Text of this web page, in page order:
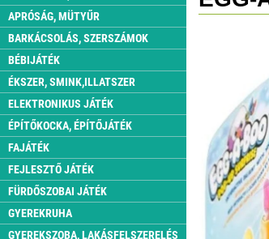
APRÓSÁG, MÜTYŰR
BARKÁCSOLÁS, SZERSZÁMOK
BÉBIJÁTÉK
ÉKSZER, SMINK,ILLATSZER
ELEKTRONIKUS JÁTÉK
ÉPÍTŐKOCKA, ÉPÍTŐJÁTÉK
FAJÁTÉK
FEJLESZTŐ JÁTÉK
FÜRDŐSZOBAI JÁTÉK
GYEREKRUHA
GYEREKSZOBA, LAKÁSFELSZERELÉS